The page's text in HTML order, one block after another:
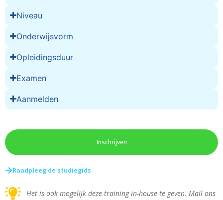
Niveau
Onderwijsvorm
Opleidingsduur
Examen
Aanmelden
Inschrijven
Raadpleeg de studiegids
Het is ook mogelijk deze training in-house te geven. Mail ons